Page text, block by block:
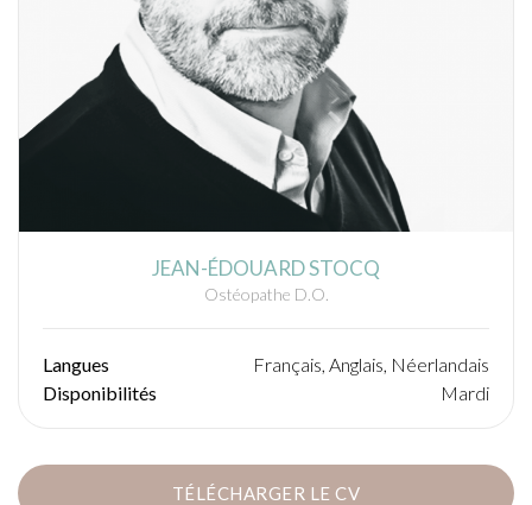
JEAN-ÉDOUARD STOCQ
Ostéopathe D.O.
Langues
Français, Anglais, Néerlandais
Disponibilités
Mardi
TÉLÉCHARGER LE CV